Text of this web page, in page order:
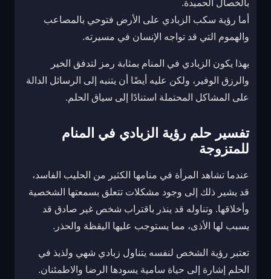
بالخصال الحميدة.
أما رؤية سكب الزبادي على الأرض فتوحي بالمصاعب
والهموم التي قد تواجه الإنسان في مسيرته.
بهذا يكون الزبادي في المنام بمثابة رمز لتدفق الخير
والرزق الوفير، ولكن عليه أيضًا أن يتنبه إلى الرسائل الدالة
على المشاكل المحتملة استنادًا إلى سياق الحلم.
تفسير حلم رؤية الزبادي في المنام
للمتزوجة
عندما تشاهد المرأة في منامها الكثير من الحليب الفاسد،
قد يشير ذلك إلى وجود مشكلات تتعلق بسمعتها الشخصية
وأخلاقها. وتناوله قد ينذر باقتراب شخص غير صادق قد
يسبب لها الأذى، مما يستوجب عليها اليقظة والحذر.
تعتبر رؤية الشخص لنفسه يتناول زبادي شهي ولذيذ في
الحلم إشارة إلى حياة سامية يسودها الرضا والاطمئنان.